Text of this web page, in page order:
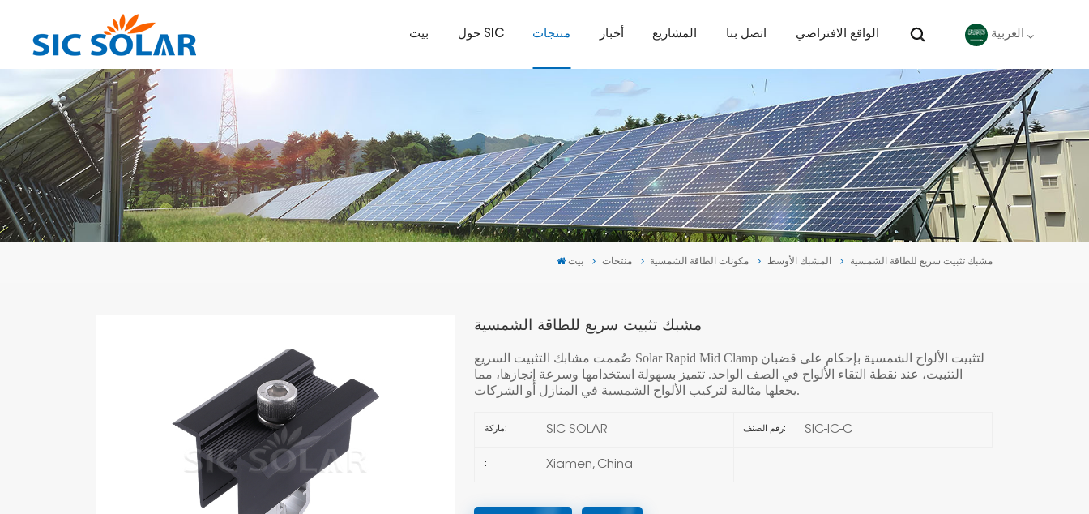
بيت حول SIC منتجات أخبار المشاريع اتصل بنا الواقع الافتراضي العربية
English
Deutsch
español
português
بيت منتجات مكونات الطاقة الشمسية المشبك الأوسط مشبك تثبيت سريع للطاقة الشمسية
مشبك تثبيت سريع للطاقة الشمسية
صُممت مشابك التثبيت السريع Solar Rapid Mid Clamp لتثبيت الألواح الشمسية بإحكام على قضبان
التثبيت، عند نقطة التقاء الألواح في الصف الواحد. تتميز بسهولة استخدامها وسرعة إنجازها، مما
يجعلها مثالية لتركيب الألواح الشمسية في المنازل أو الشركات.
ماركة: SIC SOLAR رقم الصنف: SIC-IC-C
: Xiamen, China